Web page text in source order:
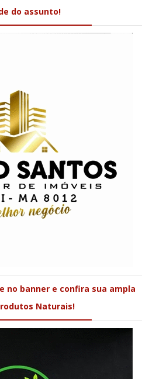
do assunto!
no banner e confira sua ampla
Naturais!